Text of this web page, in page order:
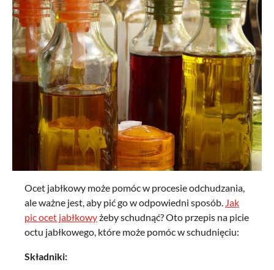
Ocet jabłkowy może pomóc w procesie odchudzania,
ale ważne jest, aby pić go w odpowiedni sposób. Jak
pic ocet jabłkowyżeby schudnąć? Oto przepis na picie
octu jabłkowego, które może pomóc w schudnięciu:
Składniki: